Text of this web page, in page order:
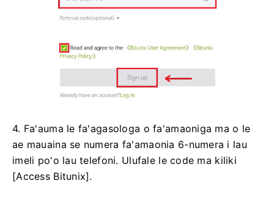
4. Fa'auma le fa'agasologa o fa'amaoniga ma o le
ae mauaina se numera fa'amaonia 6-numera i lau
imeli po'o lau telefoni. Ulufale le code ma kiliki
[Access Bitunix].